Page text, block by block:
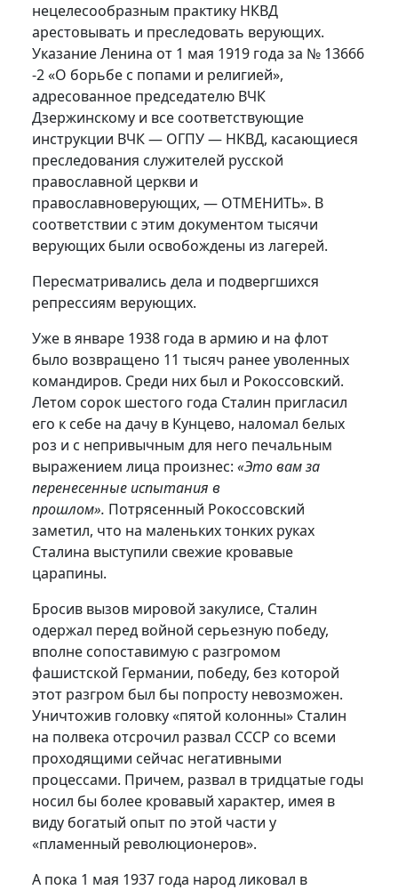
нецелесообразным практику НКВД
арестовывать и преследовать верующих.
Указание Ленина от 1 мая 1919 года за № 13666
-2 «О борьбе с попами и религией»,
адресованное председателю ВЧК
Дзержинскому и все соответствующие
инструкции ВЧК — ОГПУ — НКВД, касающиеся
преследования служителей русской
православной церкви и
православноверующих, — ОТМЕНИТЬ». В
соответствии с этим документом тысячи
верующих были освобождены из лагерей.
Пересматривались дела и подвергшихся
репрессиям верующих.
Уже в январе 1938 года в армию и на флот
было возвращено 11 тысяч ранее уволенных
командиров. Среди них был и Рокоссовский.
Летом сорок шестого года Сталин пригласил
его к себе на дачу в Кунцево, наломал белых
роз и с непривычным для него печальным
выражением лица произнес: «Это вам за
перенесенные испытания в
прошлом». Потрясенный Рокоссовский
заметил, что на маленьких тонких руках
Сталина выступили свежие кровавые
царапины.
Бросив вызов мировой закулисе, Сталин
одержал перед войной серьезную победу,
вполне сопоставимую с разгромом
фашистской Германии, победу, без которой
этот разгром был бы попросту невозможен.
Уничтожив головку «пятой колонны» Сталин
на полвека отсрочил развал СССР со всеми
проходящими сейчас негативными
процессами. Причем, развал в тридцатые годы
носил бы более кровавый характер, имея в
виду богатый опыт по этой части у
«пламенный революционеров».
А пока 1 мая 1937 года народ ликовал в